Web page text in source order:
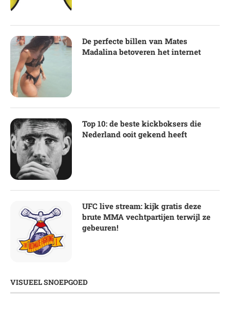
De perfecte billen van Mates
Madalina betoveren het internet
Top 10: de beste kickboksers die
Nederland ooit gekend heeft
UFC live stream: kijk gratis deze
brute MMA vechtpartijen terwijl ze
gebeuren!
VISUEEL SNOEPGOED